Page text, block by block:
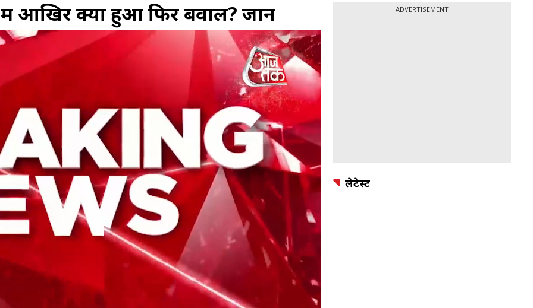
आखिर क्यों हुआ फिर बवाल? जानें ADVERTISEMENT
लेटेस्ट